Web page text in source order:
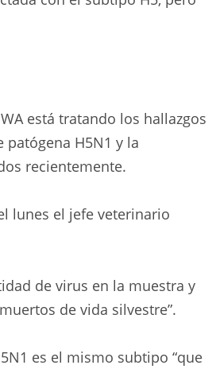
está tratando los hallazgos
patógena H5N1 y la
recientemente.
lunes el jefe veterinario
de virus en la muestra y
de vida silvestre”.
es el mismo subtipo “que